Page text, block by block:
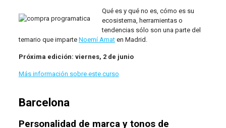
Qué es y qué no es, cómo es su
ecosistema, herramientas o
tendencias sólo son una parte del
temario que imparte Noemí Amaten Madrid.
Próxima edición: viernes, 2 de junio
Más información sobre este curso
Barcelona
Personalidad de marca y tonos de